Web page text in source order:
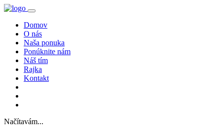
Domov
O nás
Naša ponuka
Ponúknite nám
Náš tím
Rajka
Kontakt
Načítavám...